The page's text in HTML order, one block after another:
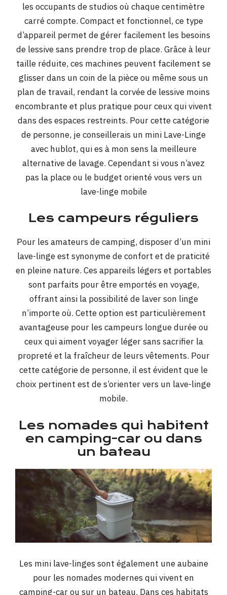
les occupants de studios où chaque centimètre
carré compte. Compact et fonctionnel, ce type
d’appareil permet de gérer facilement les besoins
de lessive sans prendre trop de place. Grâce à leur
taille réduite, ces machines peuvent facilement se
glisser dans un coin de la pièce ou même sous un
plan de travail, rendant la corvée de lessive moins
encombrante et plus pratique pour ceux qui vivent
dans des espaces restreints. Pour cette catégorie
de personne, je conseillerais un mini Lave-Linge
avec hublot, qui es à mon sens la meilleure
alternative de lavage. Cependant si vous n’avez
pas la place ou le budget orienté vous vers un
lave-linge mobile
Les campeurs réguliers
Pour les amateurs de camping, disposer d’un mini
lave-linge est synonyme de confort et de praticité
en pleine nature. Ces appareils légers et portables
sont parfaits pour être emportés en voyage,
offrant ainsi la possibilité de laver son linge
n’importe où. Cette option est particulièrement
avantageuse pour les campeurs longue durée ou
ceux qui aiment voyager léger sans sacrifier la
propreté et la fraîcheur de leurs vêtements. Pour
cette catégorie de personne, il est évident que le
choix pertinent est de s’orienter vers un lave-linge
mobile.
Les nomades qui habitent
en camping-car ou dans
un bateau
Les mini lave-linges sont également une aubaine
pour les nomades modernes qui vivent en
camping-car ou sur un bateau. Dans ces habitats